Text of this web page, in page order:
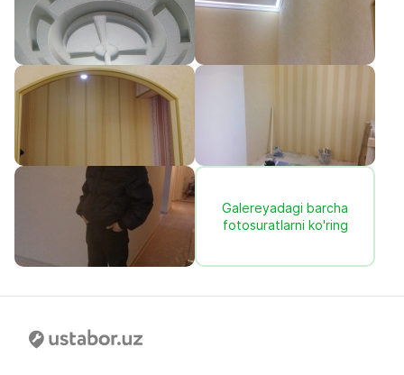
Galereyadagi barcha
fotosuratlarni ko'ring